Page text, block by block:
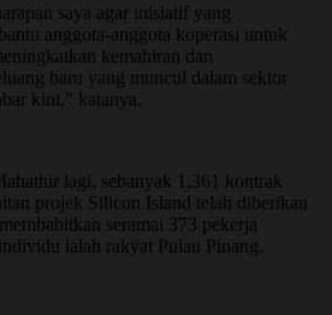
saya agar inisiatif yang
anggota-anggota koperasi untuk
kemahiran dan
baru yang muncul dalam sektor
kini,” katanya.
lagi, sebanyak 1,361 kontrak
projek Silicon Island telah diberikan
seramai 373 pekerja
ialah rakyat Pulau Pinang.